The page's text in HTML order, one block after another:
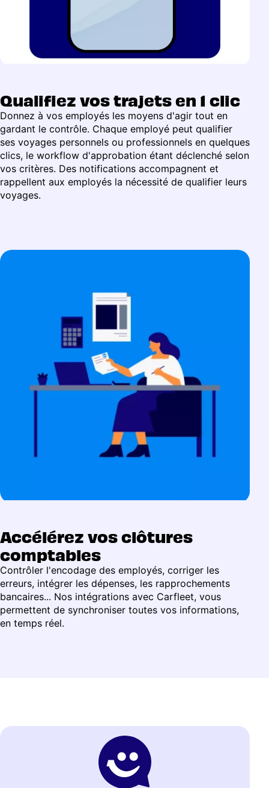
Qualifiez vos trajets en 1 clic
Donnez à vos employés les moyens d'agir tout en
gardant le contrôle. Chaque employé peut qualifier
ses voyages personnels ou professionnels en quelques
clics, le workflow d'approbation étant déclenché selon
vos critères. Des notifications accompagnent et
rappellent aux employés la nécessité de qualifier leurs
voyages.
Accélérez vos clôtures
comptables
Contrôler l'encodage des employés, corriger les
erreurs, intégrer les dépenses, les rapprochements
bancaires... Nos intégrations avec Carfleet, vous
permettent de synchroniser toutes vos informations,
en temps réel.